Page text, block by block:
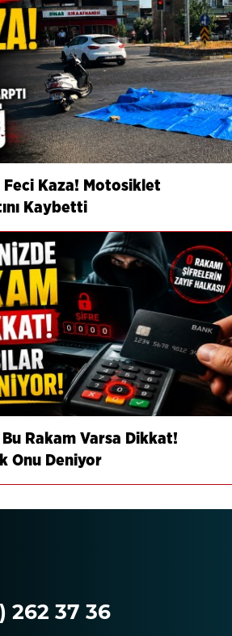
Feci Kaza! Motosiklet
Kaybetti
Rakam Varsa Dikkat!
Onu Deniyor
262 37 36